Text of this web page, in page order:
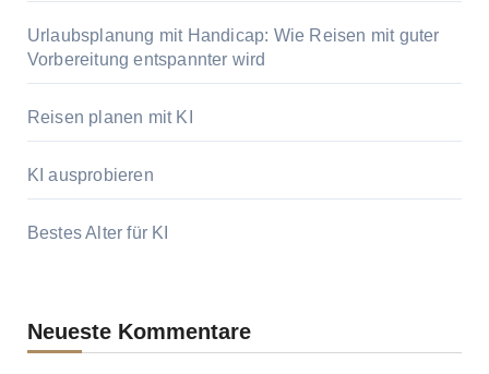
Urlaubsplanung mit Handicap: Wie Reisen mit guter
Vorbereitung entspannter wird
Reisen planen mit KI
KI ausprobieren
Bestes Alter für KI
Neueste Kommentare